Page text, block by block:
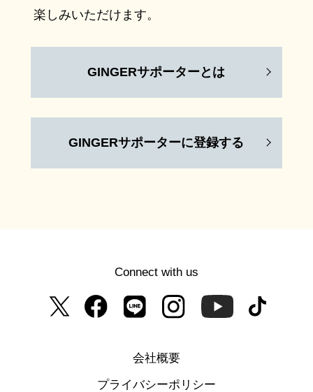
楽しみいただけます。
GINGERサポーターとは
GINGERサポーターに登録する
Connect with us
会社概要
プライバシーポリシー